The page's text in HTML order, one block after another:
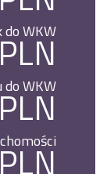
do WKW
do WKW